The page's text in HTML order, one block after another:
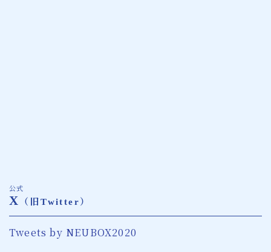
公式
X （旧Twitter）
Tweets by NEUBOX2020